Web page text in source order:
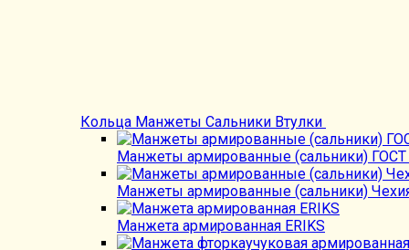
Кольца Манжеты Сальники Втулки
Манжеты армированные (сальники) ГОСТ
Манжеты армированные (сальники)
Манжета армированная ERIKS